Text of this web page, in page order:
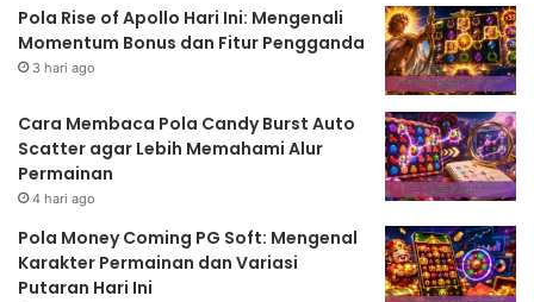
Pola Rise of Apollo Hari Ini: Mengenali
Momentum Bonus dan Fitur Pengganda
3 hari ago
Cara Membaca Pola Candy Burst Auto
Scatter agar Lebih Memahami Alur
Permainan
4 hari ago
Pola Money Coming PG Soft: Mengenal
Karakter Permainan dan Variasi
Putaran Hari Ini